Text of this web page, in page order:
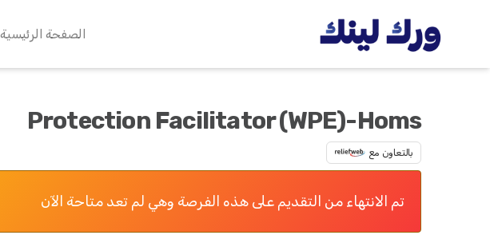
الصفحة الرئيسية
Protection Facilitator (WPE)-Homs
بالتعاون مع
تم الانتهاء من التقديم على هذه الفرصة وهي لم تعد متاحة الآن